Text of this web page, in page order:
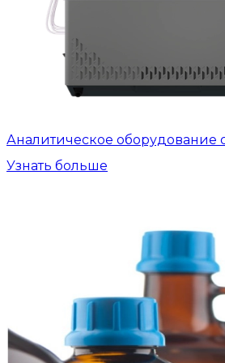
Аналитическое оборудование
Узнать больше